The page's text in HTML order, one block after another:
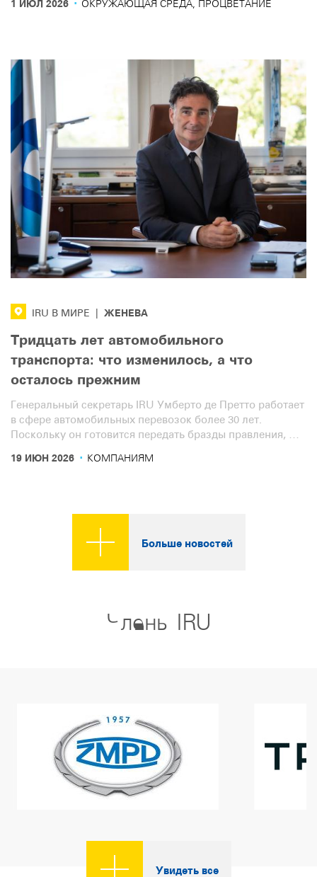
перевозок.
1 ИЮЛ 2026 ОКРУЖАЮЩАЯ СРЕДА, ПРОЦВЕТАНИЕ
IRU В МИРЕ ЖЕНЕВА
Тридцать лет автомобильного
транспорта: что изменилось, а что
осталось прежним
Генеральный секретарь IRU Умберто де Претто работает
в сфере автомобильных перевозок более 30 лет.
Поскольку он готовится передать бразды правления, мы
десятилетия. В первой части интервью речь пойдет об
19 ИЮН 2026 · КОМПАНИЯМ
Больше новостей
Члены IRU
Увидеть все